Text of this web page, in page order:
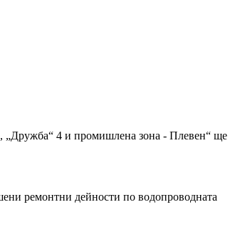
„Дружба“ 4 и промишлена зона - Плевен“ ще
ремонтни дейности по водопроводната